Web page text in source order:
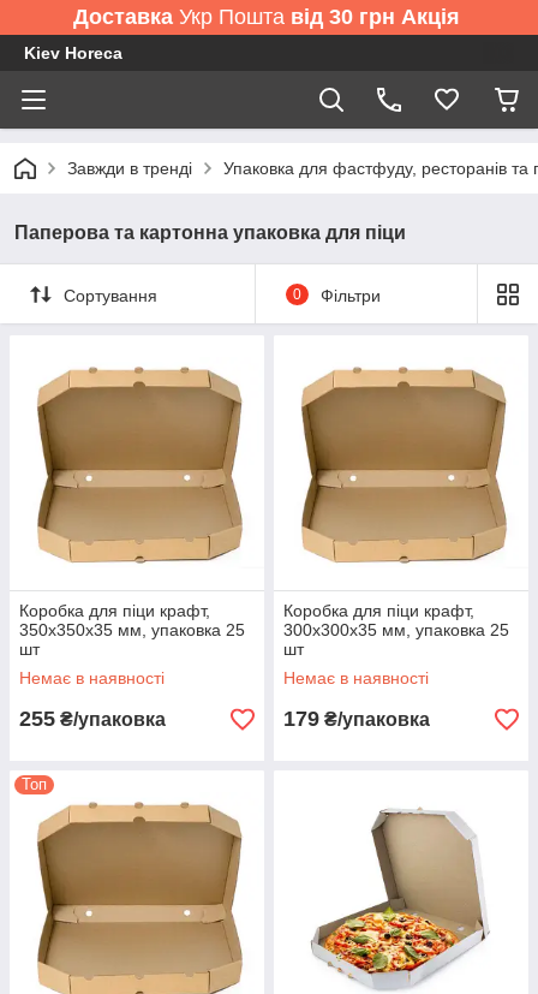
ДоставкаУкр Пошта від 30 грн Акція
Kiev Horeca
Завжди в тренді Упаковка для фастфуду, ресторанів та
Паперова та картонна упаковка для піци
Сортування 0 Фільтри
Коробка для піци крафт,
350х350х35 мм, упаковка 25
шт
Немає в наявності
255 ₴/упаковка
Коробка для піци крафт,
300х300х35 мм, упаковка 25
шт
Немає в наявності
179 ₴/упаковка
Топ